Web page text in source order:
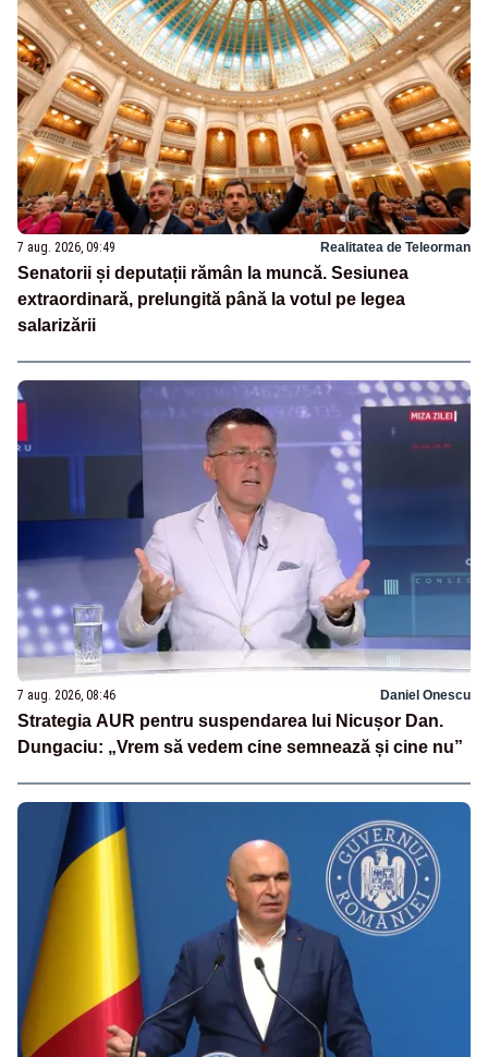
7 aug. 2026, 09:49 Realitatea de Teleorman
Senatorii și deputații rămân la muncă. Sesiunea
extraordinară, prelungită până la votul pe legea
salarizării
7 aug. 2026, 08:46 Daniel Onescu
Strategia AUR pentru suspendarea lui Nicușor Dan.
Dungaciu: „Vrem să vedem cine semnează și cine nu”